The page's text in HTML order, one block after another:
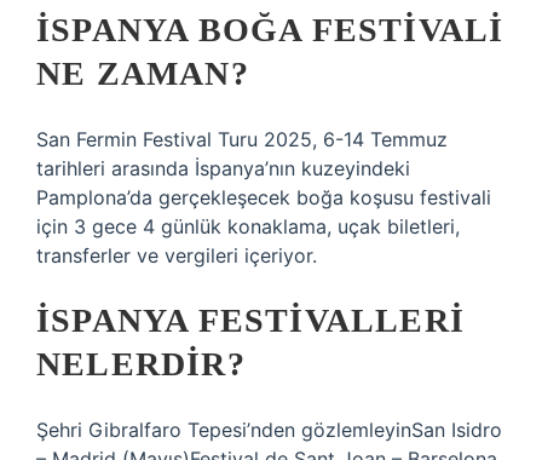
İSPANYA BOĞA FESTIVALI
NE ZAMAN?
San Fermin Festival Turu 2025, 6-14 Temmuz
tarihleri ​​arasında İspanya’nın kuzeyindeki
Pamplona’da gerçekleşecek boğa koşusu festivali
için 3 gece 4 günlük konaklama, uçak biletleri,
transferler ve vergileri içeriyor.
İSPANYA FESTIVALLERI
NELERDIR?
Şehri Gibralfaro Tepesi’nden gözlemleyinSan Isidro